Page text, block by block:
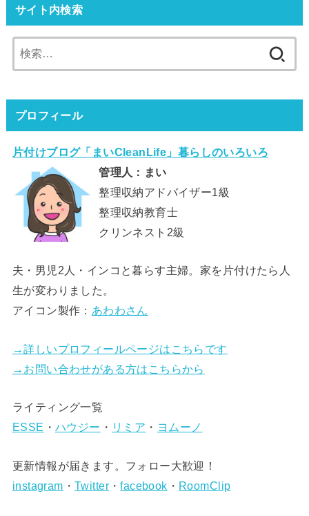
サイト内検索
索:
プロフィール
片付けブログ「まいCleanLife」暮らしのいろいろ
管理人：まい
整理収納アドバイザー1級
整理収納教育士
クリンネスト2級
夫・男児2人・インコと暮らす主婦。家を片付けたら人
生が変わりました。
アイコン製作： あわわさん
→詳しいプロフィールページはこちらです
→お問い合わせがある方はこちらから
ライティング一覧
ESSE ・ ハウジー ・ リミア ・ ヨムーノ
更新情報が届きます。フォロー大歓迎！
instagram ・Twitter・facebook ・ RoomClip